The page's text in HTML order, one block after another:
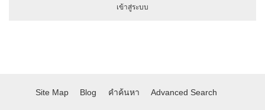
เข้าสู่ระบบ
Site Map Blog คำค้นหา Advanced Search